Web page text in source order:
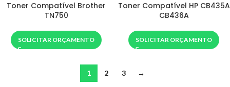
Toner Compatível Brother
TN750
SOLICITAR ORÇAMENTO
Toner Compatível HP CB435A
CB436A
SOLICITAR ORÇAMENTO
1 2 3 →